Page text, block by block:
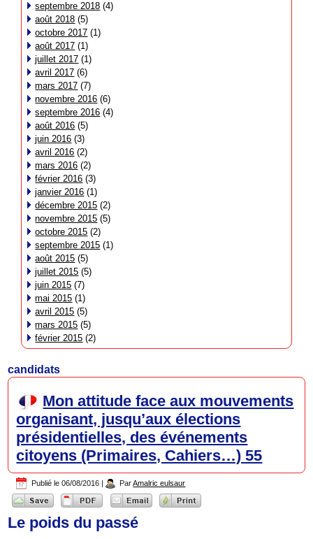
septembre 2018 (4)
août 2018 (5)
octobre 2017 (1)
août 2017 (1)
juillet 2017 (1)
avril 2017 (6)
mars 2017 (7)
novembre 2016 (6)
septembre 2016 (4)
août 2016 (5)
juin 2016 (3)
avril 2016 (2)
mars 2016 (2)
février 2016 (3)
janvier 2016 (1)
décembre 2015 (2)
novembre 2015 (5)
octobre 2015 (2)
septembre 2015 (1)
août 2015 (5)
juillet 2015 (5)
juin 2015 (7)
mai 2015 (1)
avril 2015 (5)
mars 2015 (5)
février 2015 (2)
candidats
Mon attitude face aux mouvements
organisant, jusqu’aux élections
présidentielles, des événements
citoyens (Primaires, Cahiers…) 55
Publié le 06/08/2016 | Par Amalric eulsaur
Le poids du passé